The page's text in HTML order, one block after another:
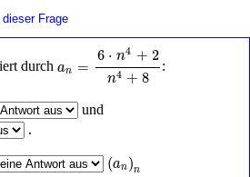
Frage
durch an =
6 ⋅ n4 + 2
n4 + 8
4 n4 +
:
und
.
(an)n
(a )n